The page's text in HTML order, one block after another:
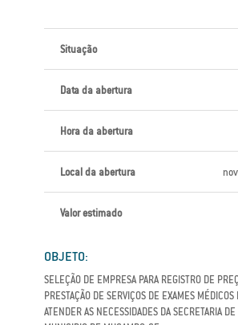
Situação
Data da abertura
Hora da abertura
Local da abertura
Valor estimado
OBJETO:
SELEÇÃO DE EMPRESA PARA REGISTRO DE
PRESTAÇÃO DE SERVIÇOS DE EXAMES MÉDICOS
ATENDER AS NECESSIDADES DA SECRETARIA DE